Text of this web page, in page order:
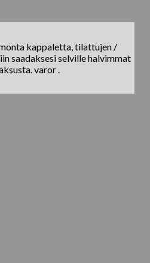
kappaletta, tilattujen /
saadaksesi selville halvimmat
varor .